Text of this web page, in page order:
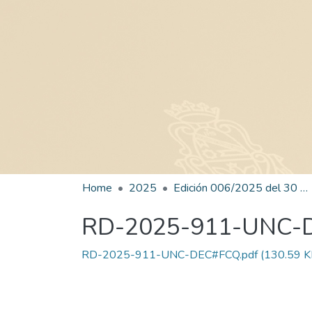
Home 2025 Edición 006/2025 del 30 de junio de 2025
RD-2025-911-UNC-
RD-2025-911-UNC-DEC#FCQ.pdf(130.59